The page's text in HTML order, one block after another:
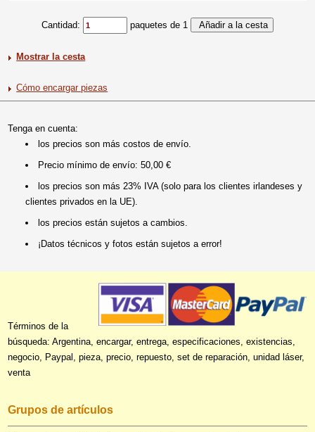
Cantidad: paquetes de 1
Mostrar la cesta
Cómo encargar piezas
Tenga en cuenta:
los precios son más costos de envío.
Precio mínimo de envío: 50,00 €
los precios son más 23% IVA (solo para los clientes irlandeses y
clientes privados en la UE).
los precios están sujetos a cambios.
¡Datos técnicos y fotos están sujetos a error!
Términos de la
búsqueda: Argentina, encargar, entrega, especificaciones, existencias,
negocio, Paypal, pieza, precio, repuesto, set de reparación, unidad láser,
venta
Grupos de artículos